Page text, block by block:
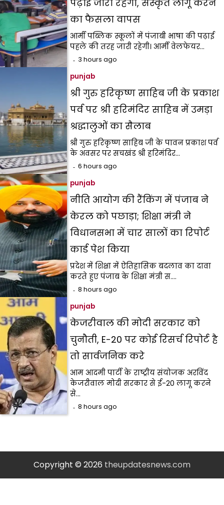
पढ़ाई जारी रहेगी, संस्कृत लागू करने
का फैसला वापस
आर्मी पब्लिक स्कूलों में पंजाबी भाषा की पढ़ाई
पहले की तरह जारी रहेगी। आर्मी वेलफेयर…
3 hours ago
punjab
श्री गुरु हरिकृष्ण साहिब जी के प्रकाश
पर्व पर श्री हरिमंदिर साहिब में उमड़ा
श्रद्धालुओं का सैलाब
श्री गुरु हरिकृष्ण साहिब जी के पावन प्रकाश पर्व
के अवसर पर सचखंड श्री हरिमंदिर…
6 hours ago
punjab
नीति आयोग की रैंकिंग में पंजाब ने
केरल को पछाड़ा; शिक्षा मंत्री ने
विधानसभा में चार सालों का रिपोर्ट
कार्ड पेश किया
प्रदेश में शिक्षा में ऐतिहासिक बदलाव का दावा
करते हुए पंजाब के शिक्षा मंत्री स.…
8 hours ago
punjab
केजरीवाल की मोदी सरकार को
चुनौती, E-20 पर कोई रिसर्च रिपोर्ट है
तो सार्वजनिक करे
आम आदमी पार्टी के राष्ट्रीय संयोजक अरविंद
केजरीवाल मोदी सरकार से ई-20 लागू करने
से…
8 hours ago
Copyright © 2026 theupdatesnews.com